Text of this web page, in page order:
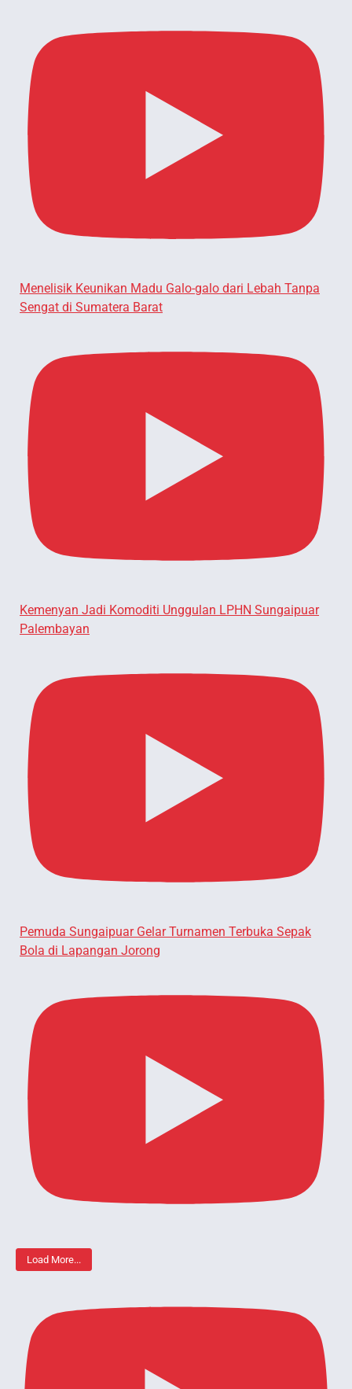
Menelisik Keunikan Madu Galo-galo dari Lebah Tanpa
Sengat di Sumatera Barat
Kemenyan Jadi Komoditi Unggulan LPHN Sungaipuar
Palembayan
Pemuda Sungaipuar Gelar Turnamen Terbuka Sepak
Bola di Lapangan Jorong
Load More...